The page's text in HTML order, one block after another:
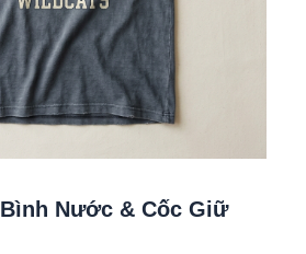
Nước & Cốc Giữ